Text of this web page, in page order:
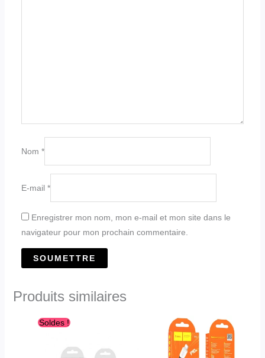
Nom *
E-mail *
Enregistrer mon nom, mon e-mail et mon site dans le
navigateur pour mon prochain commentaire.
Produits similaires
Soldes !
était :